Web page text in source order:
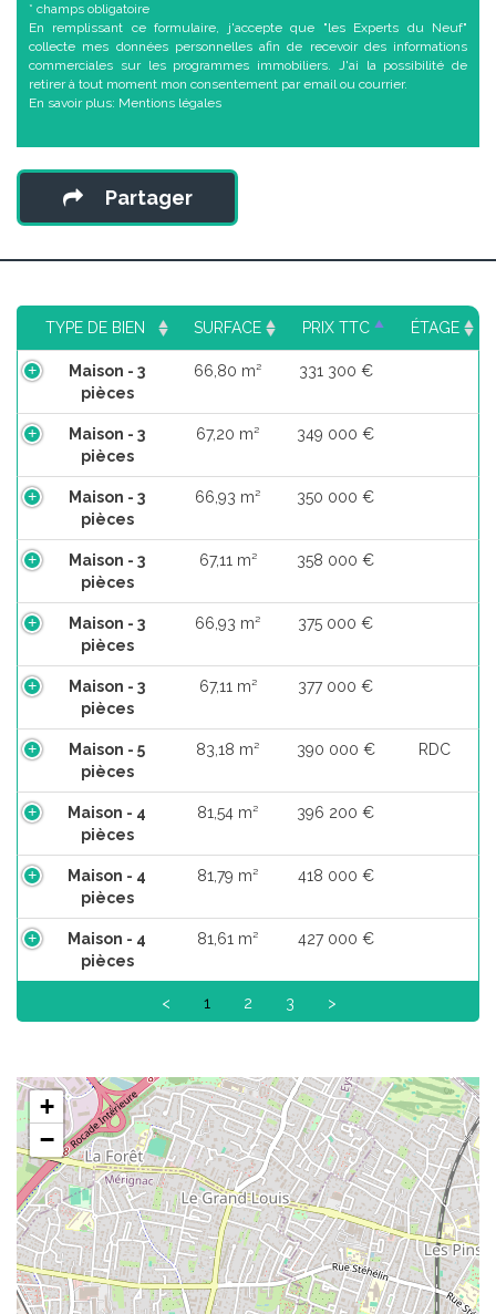
* champs obligatoire
En remplissant ce formulaire, j'accepte que "les Experts du Neuf"
collecte mes données personnelles afin de recevoir des informations
commerciales sur les programmes immobiliers. J'ai la possibilité de
retirer à tout moment mon consentement par email ou courrier.
En savoir plus: Mentions légales
Partager
TYPE DE BIEN SURFACE PRIX TTC ÉTAGE
Maison - 3
pièces
66,80 m² 331 300 €
Maison - 3
pièces
67,20 m² 349 000 €
Maison - 3
pièces
66,93 m² 350 000 €
Maison - 3
pièces
67,11 m² 358 000 €
Maison - 3
pièces
66,93 m² 375 000 €
Maison - 3
pièces
67,11 m² 377 000 €
Maison - 5
pièces
83,18 m² 390 000 € RDC
Maison - 4
pièces
81,54 m² 396 200 €
Maison - 4
pièces
81,79 m² 418 000 €
Maison - 4
pièces
81,61 m² 427 000 €
< 1 2 3 >
+
−